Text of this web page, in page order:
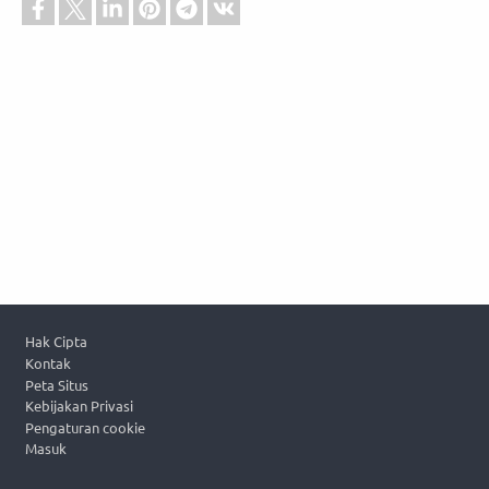
Hak Cipta
Kontak
Peta Situs
Kebijakan Privasi
Pengaturan cookie
Masuk